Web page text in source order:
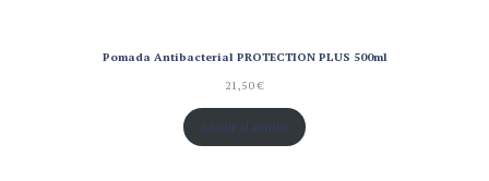
Pomada Antibacterial PROTECTION PLUS 500ml
21,50€
Añadir al carrito